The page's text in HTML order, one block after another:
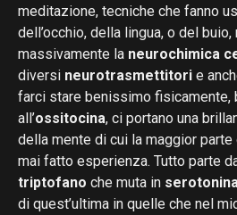
meditazione, tecniche che fanno
dell’occhio, della lingua, o del
massivamente la neurochimica
diversi neurotrasmettitori e
farci stare benissimo fisicamente,
all’ossitocina, ci portano una
della mente di cui la maggior
mai fatto esperienza. Tutto parte
triptofano che muta in
di quest’ultima in quelle che nel